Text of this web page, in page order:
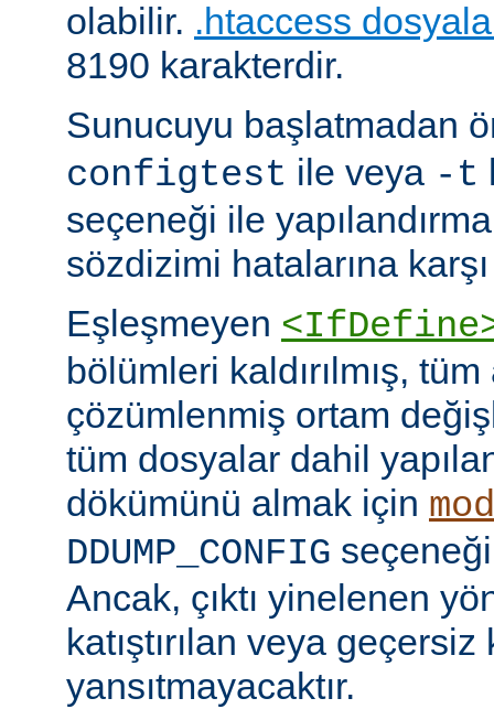
olabilir. .htaccess
8190 karakterdir.
Sunucuyu başlatmadan
configtest ile veya -t
seçeneği ile yapılandırma
sözdizimi hatalarına
Eşleşmeyen
bölümleri kaldırılmış,
çözümlenmiş ortam
tüm dosyalar dahil
dökümünü almak için
DDUMP_CONFIG
Ancak, çıktı yinelenen
katıştırılan veya geçersiz
yansıtmayacaktır.